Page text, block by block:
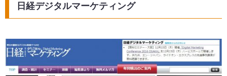
日経デジタルマーケティング